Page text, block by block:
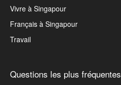
Vivre à Singapour
Français à Singapour
Travail
Questions les plus fréquentes